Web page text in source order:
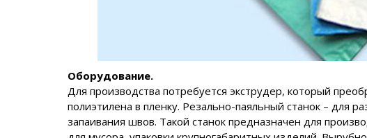
Оборудование.
Для производства потребуется экструдер, который
полиэтилена в пленку. Резально-паяльный станок – для
запаивания швов. Такой станок предназначен для